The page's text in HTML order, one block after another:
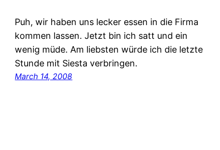
Puh, wir haben uns lecker essen in die Firma
kommen lassen. Jetzt bin ich satt und ein
wenig müde. Am liebsten würde ich die letzte
Stunde mit Siesta verbringen.
March 14, 2008